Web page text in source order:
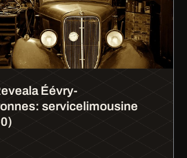
Éévry-
servicelimousine